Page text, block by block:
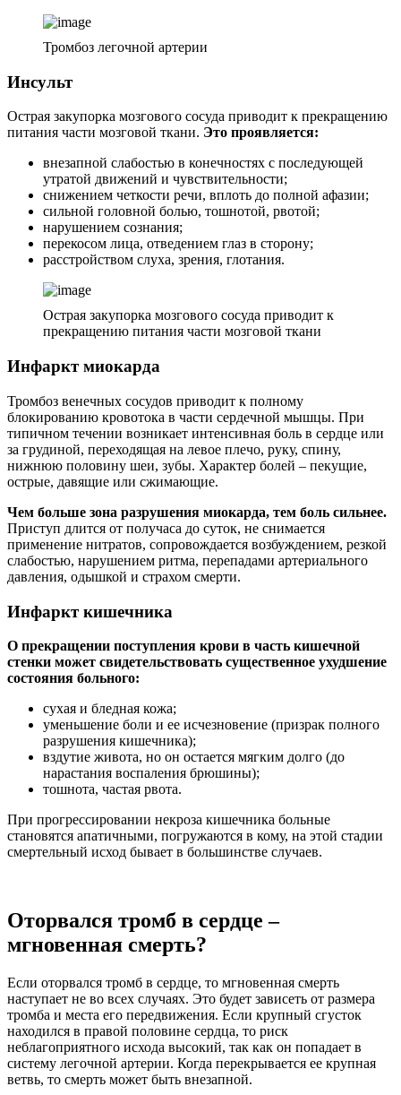
Тромбоз легочной артерии
Инсульт
Острая закупорка мозгового сосуда приводит к прекращению
питания части мозговой ткани. Это проявляется:
внезапной слабостью в конечностях с последующей
утратой движений и чувствительности;
снижением четкости речи, вплоть до полной афазии;
сильной головной болью, тошнотой, рвотой;
нарушением сознания;
перекосом лица, отведением глаз в сторону;
расстройством слуха, зрения, глотания.
Острая закупорка мозгового сосуда приводит к
прекращению питания части мозговой ткани
Инфаркт миокарда
Тромбоз венечных сосудов приводит к полному
блокированию кровотока в части сердечной мышцы. При
типичном течении возникает интенсивная боль в сердце или
за грудиной, переходящая на левое плечо, руку, спину,
нижнюю половину шеи, зубы. Характер болей – пекущие,
острые, давящие или сжимающие.
Чем больше зона разрушения миокарда, тем боль сильнее.
Приступ длится от получаса до суток, не снимается
применение нитратов, сопровождается возбуждением, резкой
слабостью, нарушением ритма, перепадами артериального
давления, одышкой и страхом смерти.
Инфаркт кишечника
О прекращении поступления крови в часть кишечной
стенки может свидетельствовать существенное ухудшение
состояния больного:
сухая и бледная кожа;
уменьшение боли и ее исчезновение (призрак полного
разрушения кишечника);
вздутие живота, но он остается мягким долго (до
нарастания воспаления брюшины);
тошнота, частая рвота.
При прогрессировании некроза кишечника больные
становятся апатичными, погружаются в кому, на этой стадии
смертельный исход бывает в большинстве случаев.
Оторвался тромб в сердце –
мгновенная смерть?
Если оторвался тромб в сердце, то мгновенная смерть
наступает не во всех случаях. Это будет зависеть от размера
тромба и места его передвижения. Если крупный сгусток
находился в правой половине сердца, то риск
неблагоприятного исхода высокий, так как он попадает в
систему легочной артерии. Когда перекрывается ее крупная
ветвь, то смерть может быть внезапной.